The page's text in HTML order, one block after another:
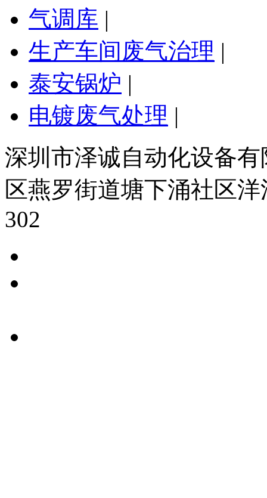
气调库 |
生产车间废气治理 |
泰安锅炉 |
电镀废气处理 |
深圳市泽诚自动化设备
区燕罗街道塘下涌社区
302